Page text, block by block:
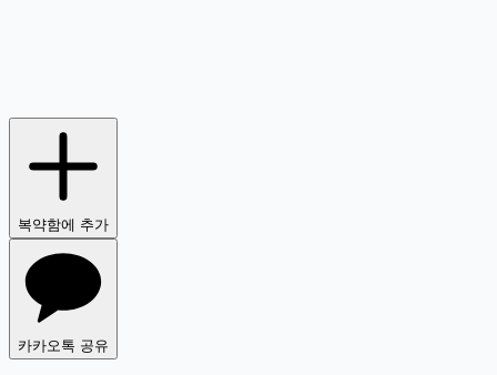
복약함에 추가
카카오톡 공유